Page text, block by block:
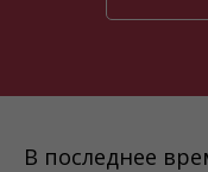
В последнее